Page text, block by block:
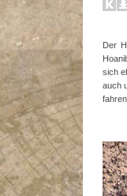
Der
sich
auch